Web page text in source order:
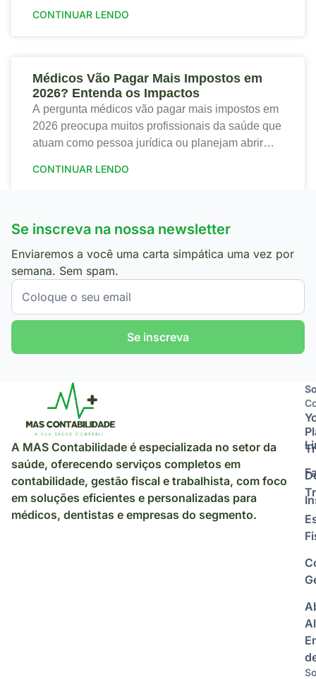
setor de saúde. Portanto,
CONTINUAR LENDO
Médicos Vão Pagar Mais Impostos em
2026? Entenda os Impactos
A pergunta médicos vão pagar mais impostos em
2026 preocupa muitos profissionais da saúde que
atuam como pessoa jurídica ou planejam abrir
mudanças
CONTINUAR LENDO
Se inscreva na nossa newsletter
Enviaremos a você uma carta simpática uma vez por
semana. Sem spam.
Se inscreva
A MAS Contabilidade é especializada no setor da
saúde, oferecendo serviços completos em
contabilidade, gestão fiscal e trabalhista, com foco
em soluções eficientes e personalizadas para
médicos, dentistas e empresas do segmento.